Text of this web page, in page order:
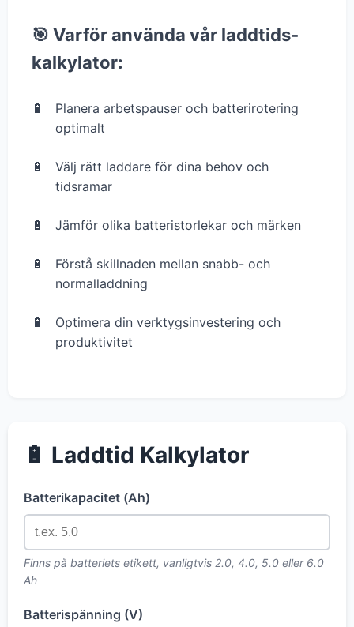
🎯 Varför använda vår laddtids-
kalkylator:
Planera arbetspauser och batterirotering
optimalt
Välj rätt laddare för dina behov och
tidsramar
Jämför olika batteristorlekar och märken
Förstå skillnaden mellan snabb- och
normalladdning
Optimera din verktygsinvestering och
produktivitet
🔋 Laddtid Kalkylator
Batterikapacitet (Ah)
Finns på batteriets etikett, vanligtvis 2.0, 4.0, 5.0 eller 6.0
Ah
Batterispänning (V)